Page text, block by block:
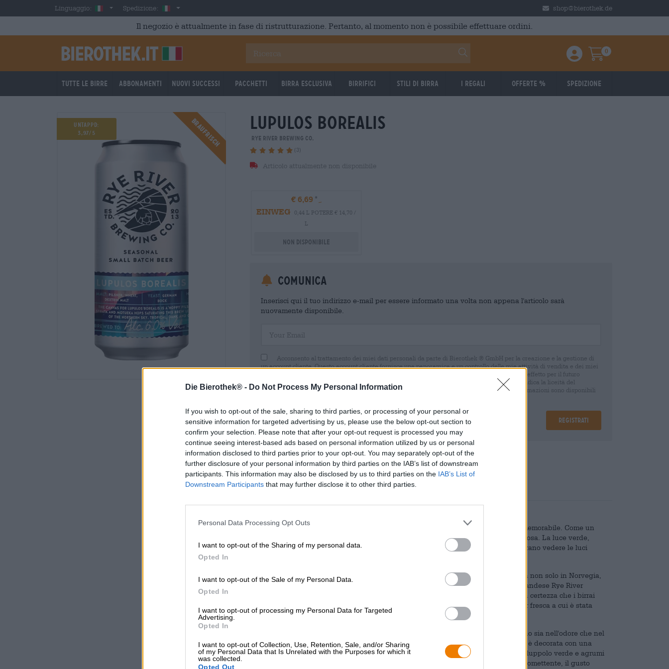
Die Bierothek® - Do Not Process My Personal Information
If you wish to opt-out of the sale, sharing to third parties, or processing of your personal or
sensitive information for targeted advertising by us, please use the below opt-out section to
confirm your selection. Please note that after your opt-out request is processed you may
continue seeing interest-based ads based on personal information utilized by us or personal
information disclosed to third parties prior to your opt-out. You may separately opt-out of the
further disclosure of your personal information by third parties on the IAB’s list of downstream
participants. This information may also be disclosed by us to third parties on the IAB’s List of
Downstream Participants that may further disclose it to other third parties.
Personal Data Processing Opt Outs
I want to opt-out of the Sharing of my personal data.
Opted In
I want to opt-out of the Sale of my Personal Data.
Opted In
I want to opt-out of processing my Personal Data for Targeted
Advertising.
Opted In
I want to opt-out of Collection, Use, Retention, Sale, and/or Sharing
of my Personal Data that Is Unrelated with the Purposes for which it
was collected.
Opted Out
Skip to main contentLinguaggio: ItalianSpedizione: Italia shop@bierothek.de
Il negozio è attualmente in fase di ristrutturazione. Pertanto, al momento non è possibile effettuare ordini.
Einloggen / Anmelden
Warenkorb
0
Tutte le birre Abbonamenti Nuovi successi Pacchetti Birra Esclusiva Birrifici Stili di birra I regali Offerte % Spedizione
BRAUFRISCH
UNTAPPD:
3,97/5
BRAUFRISCH
UNTAPPD:
lupulos borealis
Rye River Brewing Co.
(3)
Articolo attualmente non disponibile
€ 6,69
EINWEG
0,44 L POTERE € 14,70 /
L
Non disponibile
Comunica
Inserisci qui il tuo indirizzo e-mail per essere informato una volta non appena l'articolo sarà
nuovamente disponibile.
Acconsento al trattamento dei miei dati personali da parte di Bierothek ® GmbH per la creazione e la gestione di
un account cliente. Questo account cliente fornisce una panoramica e un controllo delle mie attività di vendita e dei miei
dati personali. Sono consapevole di poter revocare questo consenso in qualsiasi momento con effetto per il futuro
inviando un'e-mail a shop@bierothek.de. La informiamo che la revoca del consenso non pregiudica la liceità del
trattamento effettuato sulla base del suo consenso fino al momento della revoca. Ulteriori informazioni sono disponibili
Registrati
* I prezzi sono comprensivi di IVA. PiùNavigazionepiùDepositare € 0,25
* I prezzi sono comprensivi di accisa
Descrizione Recensioni
L'aurora boreale è stata oggetto di innumerevoli leggende e storie da tempo immemorabile. Come un
velo mistico, si estendono attraverso il cielo notturno e irradiano una luce misteriosa. La luce verde,
viola o blu attira ogni anno innumerevoli persone verso nord, molti di noi desiderano vedere le luci
Quando determinate condizioni coincidono, l'aurora boreale può essere ammirata non solo in Norvegia,
Finlandia e Svezia, ma anche in Irlanda. Non sappiamo se i birrai del birrificio irlandese Rye River
abbiano mai visto le luci colorate nel cielo notturno. Possiamo però affermare con certezza che i birrai
hanno dedicato una birra allo spettacolo naturale. Lupulos Borealis è una pilsner fresca a cui è stata
aggiunta una porzione extra di luppolo.
Lupulos Borealis contiene le varietà di luppolo Strata e Montueka, che si riflettono sia nell'odore che nel
gusto. La Pilsner scorre nel bicchiere in una tonalità dorata quasi trasparente ed è decorata con una
mano di schiuma bianca come la neve a pori fini. Una miscela di frutta tropicale, luppolo verde e agrumi
piccanti sale al naso e ti tenta a prendere il primo sorso. Dopo questo profumo promettente, il gusto